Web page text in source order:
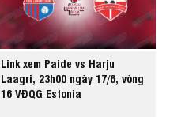
Link xem Paide vs Harju
Laagri, 23h00 ngày 17/6, vòng
16 VĐQG Estonia